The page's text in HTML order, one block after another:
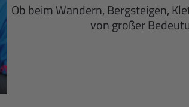
Ob beim Wandern, Bergsteigen,
von großer